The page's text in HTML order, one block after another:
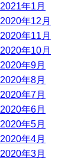
2021年1月
2020年12月
2020年11月
2020年10月
2020年9月
2020年8月
2020年7月
2020年6月
2020年5月
2020年4月
2020年3月